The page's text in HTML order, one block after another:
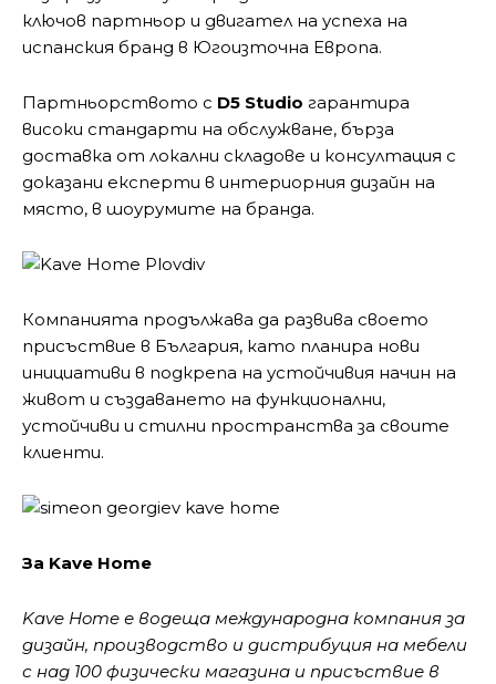
ключов партньор и двигател на успеха на
испанския бранд в Югоизточна Европа.
Партньорството с D5 Studio гарантира
високи стандарти на обслужване, бърза
доставка от локални складове и консултация с
доказани експерти в интериорния дизайн на
място, в шоурумите на бранда.
Компанията продължава да развива своето
присъствие в България, като планира нови
инициативи в подкрепа на устойчивия начин на
живот и създаването на функционални,
устойчиви и стилни пространства за своите
клиенти.
За Kave Home
Kave Home е водеща международна компания за
дизайн, производство и дистрибуция на мебели
с над 100 физически магазина и присъствие в